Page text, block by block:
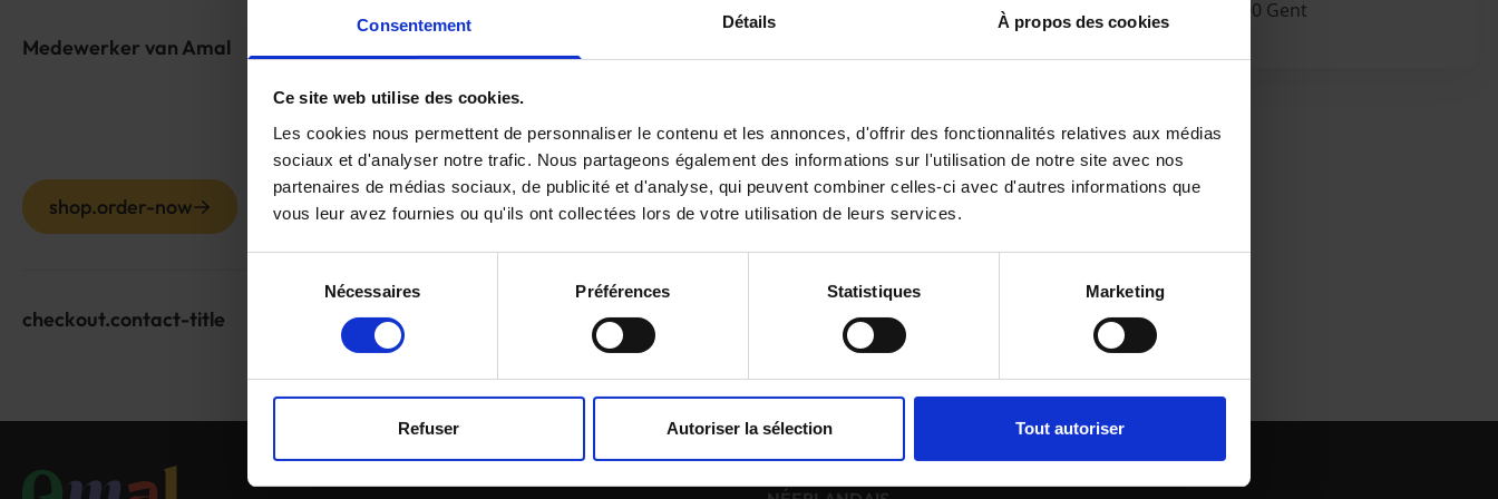
Consentement Détails À propos des cookies
Ce site web utilise des cookies.
Les cookies nous permettent de personnaliser le contenu et les annonces, d'offrir des fonctionnalités relatives aux médias
sociaux et d'analyser notre trafic. Nous partageons également des informations sur l'utilisation de notre site avec nos
partenaires de médias sociaux, de publicité et d'analyse, qui peuvent combiner celles-ci avec d'autres informations que
vous leur avez fournies ou qu'ils ont collectées lors de votre utilisation de leurs services.
consentement
Nécessaires Préférences Statistiques Marketing
Refuser Autoriser la sélection Tout autoriser
Medewerker van Amal
shop.amount
shop.order-now
checkout.contact-title
Kongostraat 42, 9000 Gent